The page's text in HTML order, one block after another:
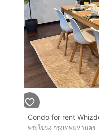
พัดลมดูดอากาศในครั
ห้องนอน และเฟอร์นิ
สิ่งอำนวยความสะดว
อาหารเช้าฟรีทุกวัน!
ช่างซ่อมบำรุงประจ
ทางเข้าปลอดภัยและ
สระว่ายน้ำ 30 เมต
หากสนใจ โปรดส่ง
พระโขนง กรุงเทพมหานคร